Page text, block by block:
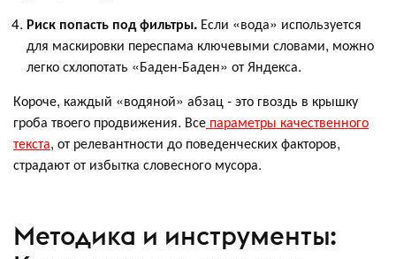
Риск попасть под фильтры. Если «вода» используется
для маскировки переспама ключевыми словами, можно
легко схлопотать «Баден-Баден» от Яндекса.
Короче, каждый «водяной» абзац - это гвоздь в крышку
гроба твоего продвижения. Все параметры качественного
текста, от релевантности до поведенческих факторов,
страдают от избытка словесного мусора.
Методика и инструменты: